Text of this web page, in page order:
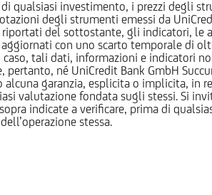
qualsiasi investimento, i prezzi degli
degli strumenti emessi da
del sottostante, gli indicatori, le
con uno scarto temporale di
tali dati, informazioni e indicatori
né UniCredit Bank GmbH
garanzia, esplicita o implicita, in
valutazione fondata sugli stessi. Si
indicate a verificare, prima di
stessa.